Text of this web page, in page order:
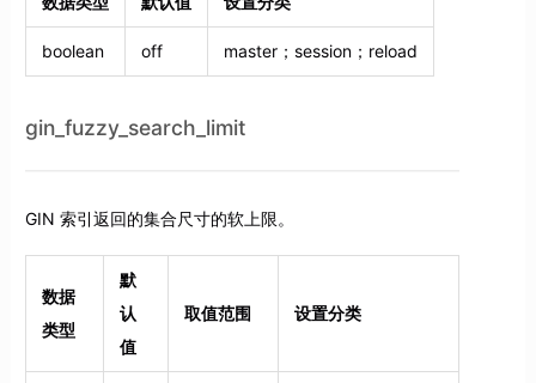
boolean off master；session；reload
gin_fuzzy_search_limit
GIN 索引返回的集合尺寸的软上限。
数据
类型
默
认
值
取值范围 设置分类